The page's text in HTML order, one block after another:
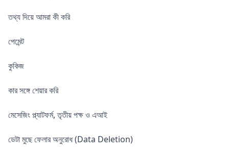
তথ্য দিয়ে আমরা কী করি
পেমেন্ট
কুকিজ
কার সঙ্গে শেয়ার করি
মেসেজিং প্ল্যাটফর্ম, তৃতীয় পক্ষ ও এআই
ডেটা মুছে ফেলার অনুরোধ (Data Deletion)